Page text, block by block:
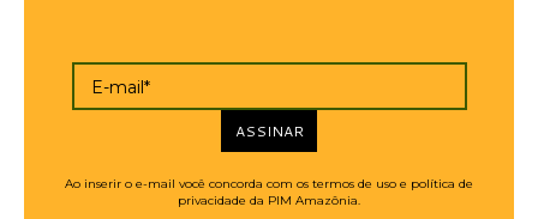
E-mail*
ASSINAR
Ao inserir o e-mail você concorda com os termos de uso e política de
privacidade da PIM Amazônia.